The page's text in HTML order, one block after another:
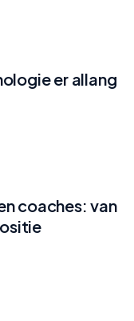
er allang
coaches: van